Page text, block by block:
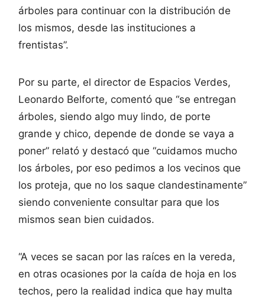
árboles para continuar con la distribución de
los mismos, desde las instituciones a
frentistas”.
Por su parte, el director de Espacios Verdes,
Leonardo Belforte, comentó que “se entregan
árboles, siendo algo muy lindo, de porte
grande y chico, depende de donde se vaya a
poner” relató y destacó que “cuidamos mucho
los árboles, por eso pedimos a los vecinos que
los proteja, que no los saque clandestinamente”
siendo conveniente consultar para que los
mismos sean bien cuidados.
“A veces se sacan por las raíces en la vereda,
en otras ocasiones por la caída de hoja en los
techos, pero la realidad indica que hay multa